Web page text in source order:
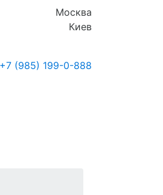
Москва
Киев
+7 (985) 199-0-888